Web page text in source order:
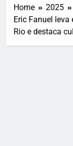
Home 2025
Eric Fanuel
Rio e destaca